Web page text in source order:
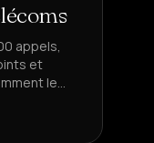
appels,
et
le